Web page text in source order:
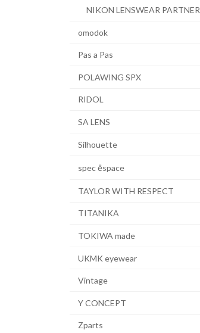
NIKON LENSWEAR PARTNER
omodok
Pas a Pas
POLAWING SPX
RIDOL
SA LENS
Silhouette
spec ēspace
TAYLOR WITH RESPECT
TITANIKA
TOKIWA made
UKMK eyewear
Vintage
Y CONCEPT
Zparts